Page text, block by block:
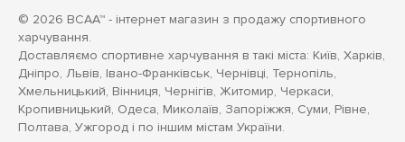
© 2026 BCAA™ - інтернет магазин з продажу спортивного
харчування.
Доставляємо спортивне харчування в такі міста: Київ, Харків,
Дніпро, Львів, Івано-Франківськ, Чернівці, Тернопіль,
Хмельницький, Вінниця, Чернігів, Житомир, Черкаси,
Кропивницький, Одеса, Миколаїв, Запоріжжя, Суми, Рівне,
Полтава, Ужгород і по іншим містам України.